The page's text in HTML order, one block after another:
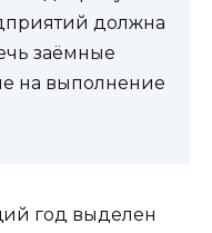
должна
заёмные
на выполнение
год выделен